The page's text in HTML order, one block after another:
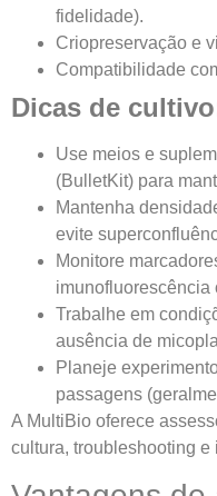
fidelidade).
Criopreservação e
Compatibilidade
Dicas de
Use meios e
(BulletKit) para
Mantenha
evite
Monitore
imunofluorescência
Trabalhe em
ausência de
Planeje
passagens
A MultiBio oferece
cultura, troubleshooting